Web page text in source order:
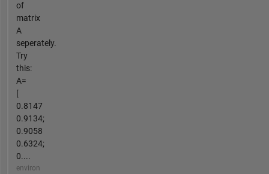
of
matrix
A
seperately.
Try
this:
A=
[
0.8147
0.9134;
0.9058
0.6324;
0....
environ